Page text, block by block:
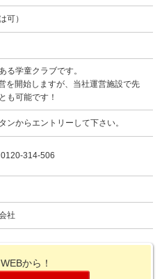
可）
る学童クラブです。
を開始しますが、当社運営施設で先
も可能です！
ンからエントリーして下さい。
314-506
社
から！